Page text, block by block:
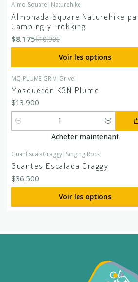
DÉSACTIVÉ
Almo-Square | Naturehike
Almohada Square Naturehike
Camping y Trekking
$8.175$10.900
Voir les options
MQ-PLUME-GRIV| Grivel
Mosquetón K3N Plume
$13.900
Quantité
Acheter maintenant
GuanEscalaCraggy| Singing Rock
Guantes Escalada Craggy
$36.500
Voir les options